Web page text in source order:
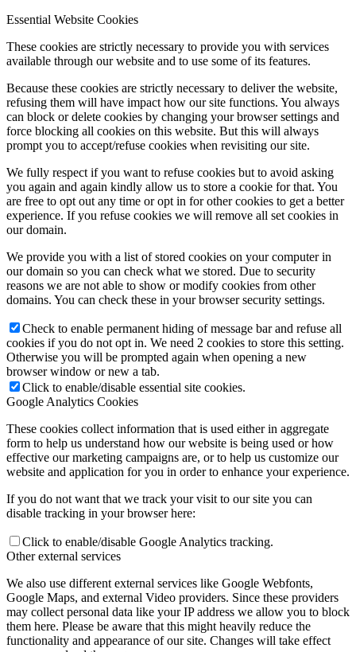
Essential Website Cookies
These cookies are strictly necessary to provide you with services
available through our website and to use some of its features.
Because these cookies are strictly necessary to deliver the website,
refusing them will have impact how our site functions. You always
can block or delete cookies by changing your browser settings and
force blocking all cookies on this website. But this will always
prompt you to accept/refuse cookies when revisiting our site.
We fully respect if you want to refuse cookies but to avoid asking
you again and again kindly allow us to store a cookie for that. You
are free to opt out any time or opt in for other cookies to get a better
experience. If you refuse cookies we will remove all set cookies in
our domain.
We provide you with a list of stored cookies on your computer in
our domain so you can check what we stored. Due to security
reasons we are not able to show or modify cookies from other
domains. You can check these in your browser security settings.
Check to enable permanent hiding of message bar and refuse all
cookies if you do not opt in. We need 2 cookies to store this setting.
Otherwise you will be prompted again when opening a new
browser window or new a tab.
Click to enable/disable essential site cookies.
Google Analytics Cookies
These cookies collect information that is used either in aggregate
form to help us understand how our website is being used or how
effective our marketing campaigns are, or to help us customize our
website and application for you in order to enhance your experience.
If you do not want that we track your visit to our site you can
disable tracking in your browser here:
Click to enable/disable Google Analytics tracking.
Other external services
We also use different external services like Google Webfonts,
Google Maps, and external Video providers. Since these providers
may collect personal data like your IP address we allow you to block
them here. Please be aware that this might heavily reduce the
functionality and appearance of our site. Changes will take effect